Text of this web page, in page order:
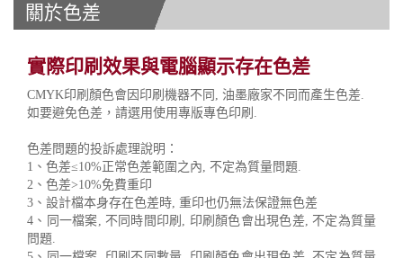
關於色差
實際印刷效果與電腦顯示存在色差
CMYK印刷顏色會因印刷機器不同, 油墨廠家不同而產生色差.
如要避免色差，請選用使用專版專色印刷.
色差問題的投訴處理說明：
1、色差≤10%正常色差範圍之內, 不定為質量問題.
2、色差>10%免費重印
3、設計檔本身存在色差時, 重印也仍無法保證無色差
4、同一檔案, 不同時間印刷, 印刷顏色會出現色差, 不定為質量
問題.